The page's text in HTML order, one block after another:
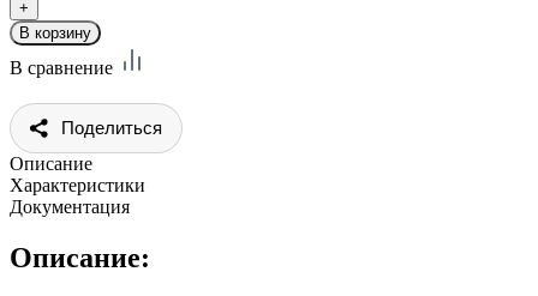
В сравнение
Поделиться
Описание
Характеристики
Документация
Описание: